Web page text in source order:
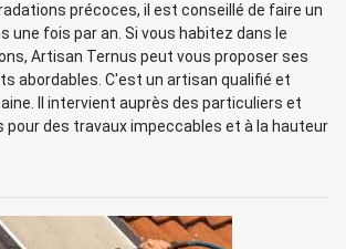
précoces, il est conseillé de faire un
une fois par an. Si vous habitez dans le
Artisan Ternus peut vous proposer ses
abordables. C'est un artisan qualifié et
Il intervient auprès des particuliers et
pour des travaux impeccables et à la hauteur